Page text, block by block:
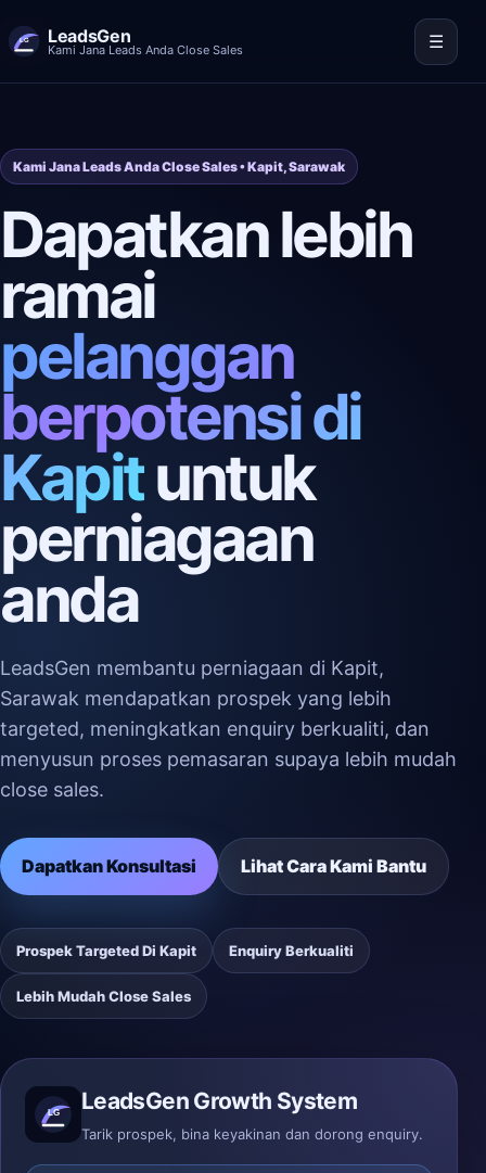
LeadsGen
Kami Jana Leads Anda Close Sales ☰
Kami Jana Leads Anda Close Sales • Kapit, Sarawak
Dapatkan lebih
ramai
pelanggan
berpotensi di
Kapituntuk
perniagaan
anda
LeadsGen membantu perniagaan di Kapit,
Sarawak mendapatkan prospek yang lebih
targeted, meningkatkan enquiry berkualiti, dan
menyusun proses pemasaran supaya lebih mudah
close sales.
Dapatkan Konsultasi Lihat Cara Kami Bantu
Prospek Targeted Di Kapit Enquiry Berkualiti
Lebih Mudah Close Sales
LeadsGen Growth System
Tarik prospek, bina keyakinan dan dorong enquiry.